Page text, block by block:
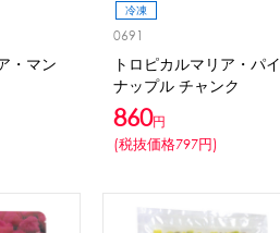
・マン
冷凍
0691
トロピカルマリア・パイ
ナップル チャンク
860円
(税抜価格797円)